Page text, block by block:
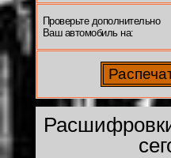
Проверьте дополнительно
Ваш автомобиль на: